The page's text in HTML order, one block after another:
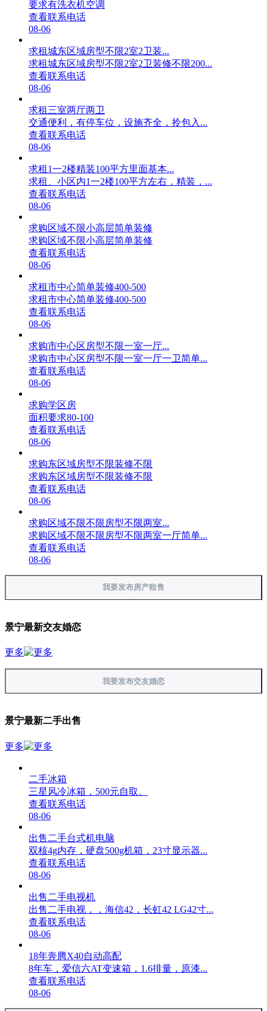
要求有洗衣机空调
查看联系电话
08-06
求租城东区域房型不限2室2卫装...
求租城东区域房型不限2室2卫装修不限200...
查看联系电话
08-06
求租三室两厅两卫
交通便利，有停车位，设施齐全，拎包入...
查看联系电话
08-06
求租1一2楼精装100平方里面基本...
求租、小区内1一2楼100平方左右，精装，...
查看联系电话
08-06
求购区域不限小高层简单装修
求购区域不限小高层简单装修
查看联系电话
08-06
求租市中心简单装修400-500
求租市中心简单装修400-500
查看联系电话
08-06
求购市中心区房型不限一室一厅...
求购市中心区房型不限一室一厅一卫简单...
查看联系电话
08-06
求购学区房
面积要求80-100
查看联系电话
08-06
求购东区域房型不限装修不限
求购东区域房型不限装修不限
查看联系电话
08-06
求购区域不限不限房型不限两室...
求购区域不限不限房型不限两室一厅简单...
查看联系电话
08-06
我要发布房产租售
景宁最新交友婚恋
更多
我要发布交友婚恋
景宁最新二手出售
更多
二手冰箱
三星风冷冰箱，500元自取。
查看联系电话
08-06
出售二手台式机电脑
双核4g内存，硬盘500g机箱，23寸显示器...
查看联系电话
08-06
出售二手电视机
出售二手电视，，海信42，长虹42 LG42寸...
查看联系电话
08-06
18年奔腾X40自动高配
8年车，爱信六AT变速箱，1.6排量，原漆...
查看联系电话
08-06